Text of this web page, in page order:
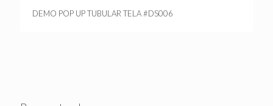
DEMO POP UP TUBULAR TELA #DS006